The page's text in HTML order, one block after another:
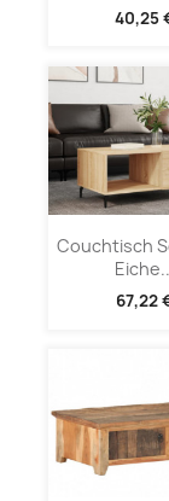
40,25
Couchtisch
67,22